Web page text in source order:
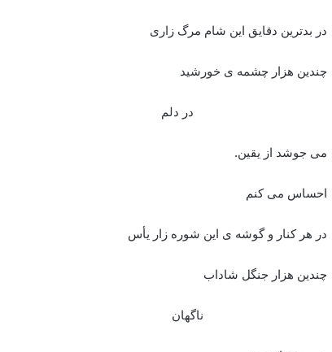
در بدترین دقایق این شام مرگ زاری
چندین هزار چشمه ی خورشید
در دلم
می جوشد از یقین.
احساس می کنم
در هر کنار و گوشه ی این شوره زار یأس
چندین هزار جنگل شاداب
ناگهان